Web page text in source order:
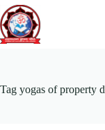
Skip
to
content
Tag yogas of property